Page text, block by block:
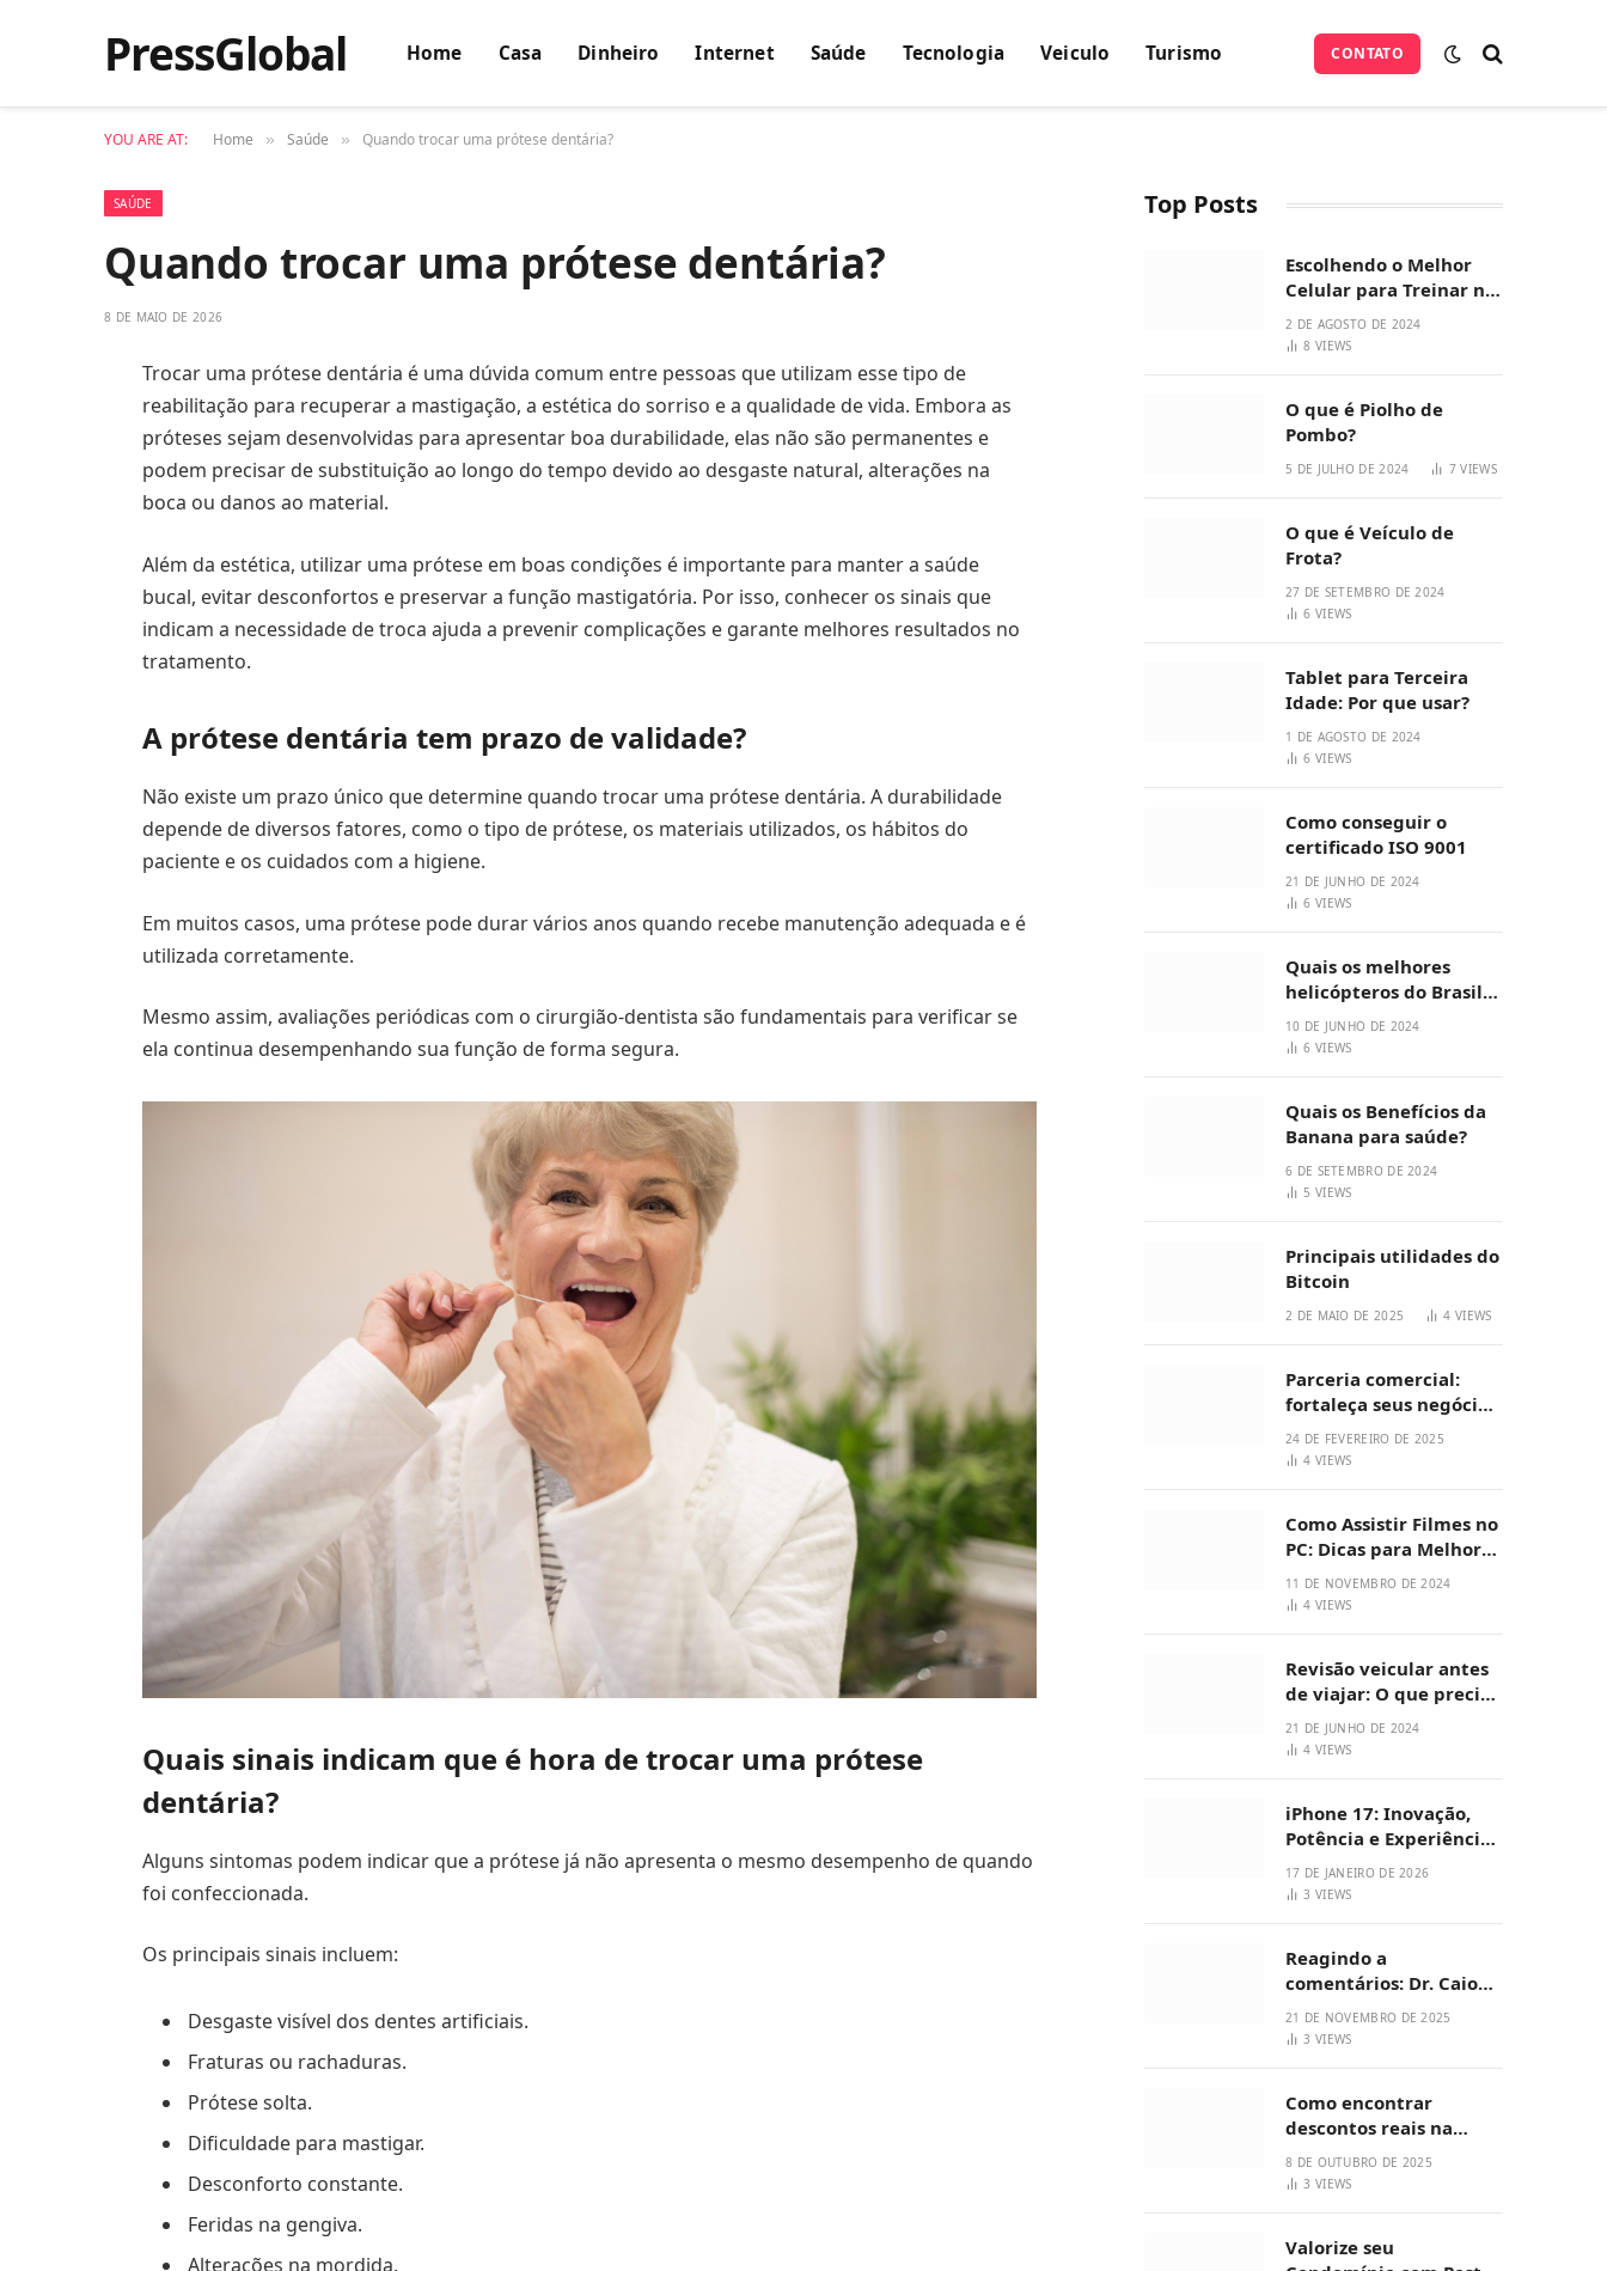
PressGlobal Home Casa Dinheiro Internet Saúde Tecnologia Veiculo Turismo CONTATO
YOU ARE AT: Home » Saúde » Quando trocar uma prótese dentária?
SAÚDE
Quando trocar uma prótese dentária?
8 DE MAIO DE 2026
Trocar uma prótese dentária é uma dúvida comum entre pessoas que utilizam esse tipo de
reabilitação para recuperar a mastigação, a estética do sorriso e a qualidade de vida. Embora as
próteses sejam desenvolvidas para apresentar boa durabilidade, elas não são permanentes e
podem precisar de substituição ao longo do tempo devido ao desgaste natural, alterações na
boca ou danos ao material.
Além da estética, utilizar uma prótese em boas condições é importante para manter a saúde
bucal, evitar desconfortos e preservar a função mastigatória. Por isso, conhecer os sinais que
indicam a necessidade de troca ajuda a prevenir complicações e garante melhores resultados no
tratamento.
A prótese dentária tem prazo de validade?
Não existe um prazo único que determine quando trocar uma prótese dentária. A durabilidade
depende de diversos fatores, como o tipo de prótese, os materiais utilizados, os hábitos do
paciente e os cuidados com a higiene.
Em muitos casos, uma prótese pode durar vários anos quando recebe manutenção adequada e é
utilizada corretamente.
Mesmo assim, avaliações periódicas com o cirurgião-dentista são fundamentais para verificar se
ela continua desempenhando sua função de forma segura.
Quais sinais indicam que é hora de trocar uma prótese
dentária?
Alguns sintomas podem indicar que a prótese já não apresenta o mesmo desempenho de quando
foi confeccionada.
Os principais sinais incluem:
Desgaste visível dos dentes artificiais.
Fraturas ou rachaduras.
Prótese solta.
Dificuldade para mastigar.
Desconforto constante.
Feridas na gengiva.
Alterações na mordida.
Top Posts
Escolhendo o Melhor
Celular para Treinar na
Academia
2 DE AGOSTO DE 2024
8 VIEWS
O que é Piolho de
Pombo?
5 DE JULHO DE 2024 7VIEWS
O que é Veículo de
Frota?
27 DE SETEMBRO DE 2024
6 VIEWS
Tablet para Terceira
Idade: Por que usar?
1 DE AGOSTO DE 2024
6 VIEWS
Como conseguir o
certificado ISO 9001
21 DE JUNHO DE 2024
6 VIEWS
Quais os melhores
helicópteros do Brasil?
3 Opções
10 DE JUNHO DE 2024
6 VIEWS
Quais os Benefícios da
Banana para saúde?
6 DE SETEMBRO DE 2024
5 VIEWS
Principais utilidades do
Bitcoin
2 DE MAIO DE 2025 4VIEWS
Parceria comercial:
fortaleça seus negócios
hoje
24 DE FEVEREIRO DE 2025
4 VIEWS
Como Assistir Filmes no
PC: Dicas para Melhor
Aproveitar
11 DE NOVEMBRO DE 2024
4 VIEWS
Revisão veicular antes
de viajar: O que precisa
para viagem?
21 DE JUNHO DE 2024
4 VIEWS
iPhone 17: Inovação,
Potência e Experiência
Premium
17 DE JANEIRO DE 2026
3 VIEWS
Reagindo a
comentários: Dr. Caio
Villaça traz respostas
saudáveis sobre
21 DE NOVEMBRO DE 2025
3 VIEWS
Como encontrar
descontos reais na
Black Friday
8 DE OUTUBRO DE 2025
3 VIEWS
Valorize seu